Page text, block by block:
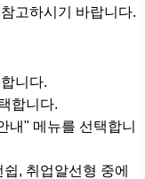
고하시기 바랍니다.
니다.
합니다.
내" 메뉴를 선택합니
, 취업알선형 중에